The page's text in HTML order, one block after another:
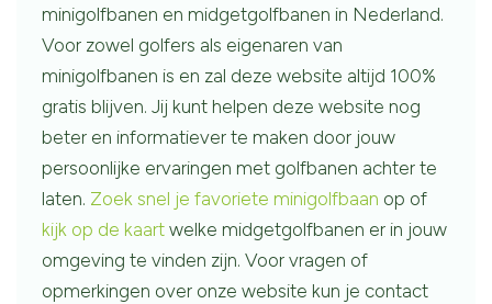
minigolfbanen en midgetgolfbanen in Nederland.
Voor zowel golfers als eigenaren van
minigolfbanen is en zal deze website altijd 100%
gratis blijven. Jij kunt helpen deze website nog
beter en informatiever te maken door jouw
persoonlijke ervaringen met golfbanen achter te
laten. Zoek snel je favoriete minigolfbaan op of
kijk op de kaart welke midgetgolfbanen er in jouw
omgeving te vinden zijn. Voor vragen of
opmerkingen over onze website kun je contact